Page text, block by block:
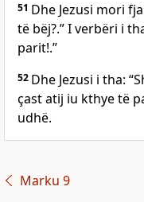
51 Dhe Jezusi mori
të bëj?.” I verbëri i
parit!.”
52 Dhe Jezusi i tha:
çast atij iu kthye të
udhë.
Marku 9